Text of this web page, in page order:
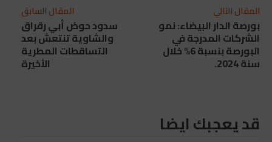
المقال السابق
سدود حوض أبي رقراق
والشاوية تنتعش بعد
التساقطات المطرية
الأخيرة
المقال التالي
بورصة الدار البيضاء: نمو
الشركات المدرجة في
البورصة بنسبة 6% خلال
سنة 2024.
قد يعجبك ايضا